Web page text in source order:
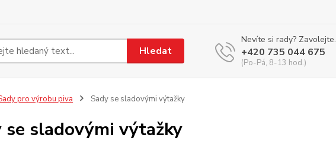
Hledat
Nevíte si rady? Zavolejte.
+420 735 044 675
(Po-Pá, 8-13 hod.)
pro výrobu piva Sady se sladovými výtažky
se sladovými výtažky